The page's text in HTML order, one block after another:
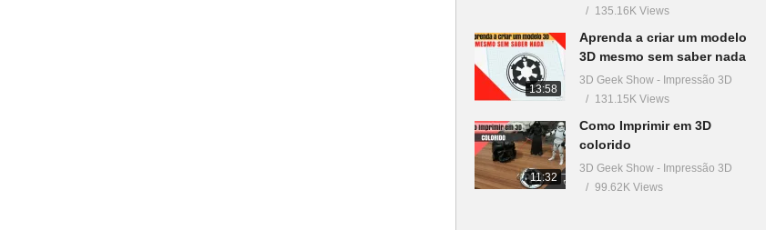
135.16K Views
13:58
Aprenda a criar um modelo
3D mesmo sem saber nada
3D Geek Show - Impressão 3D
131.15K Views
11:32
Como Imprimir em 3D
colorido
3D Geek Show - Impressão 3D
99.62K Views